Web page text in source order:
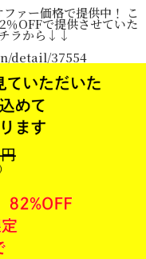
ァー価格で提供中！ こ
OFFで提供させていた
チラから↓↓
detail/37554